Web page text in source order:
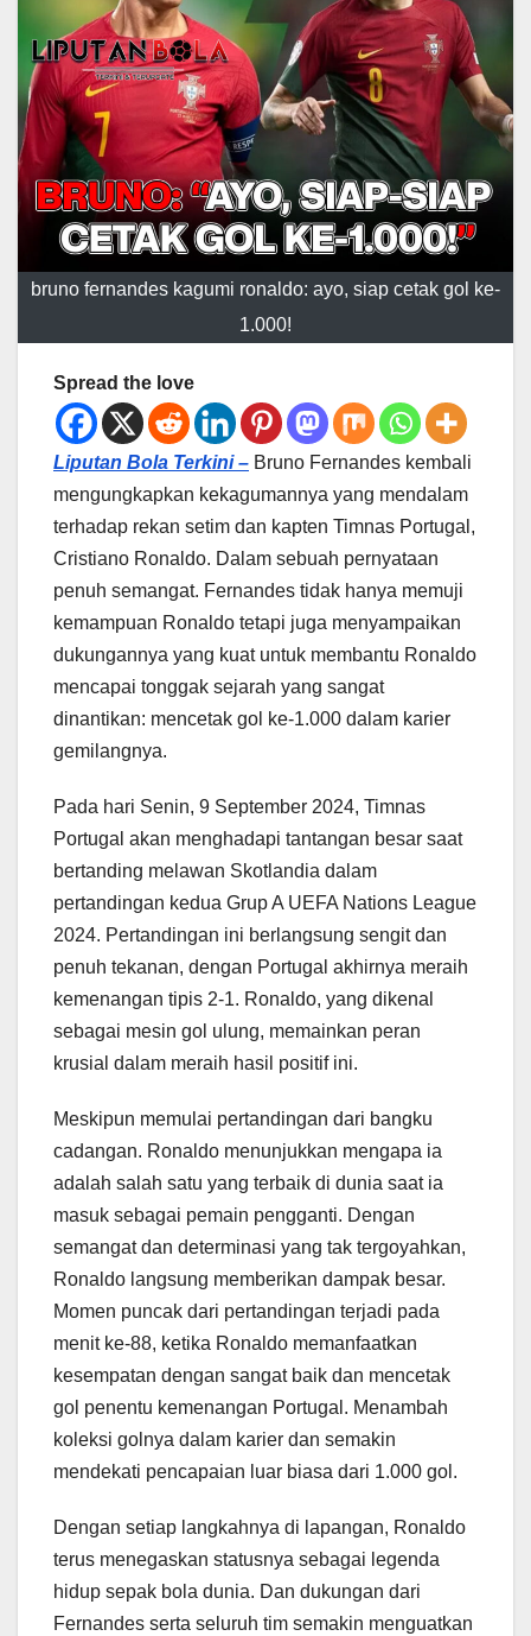
bruno fernandes kagumi ronaldo: ayo, siap cetak gol ke-
1.000!
Spread the love
Liputan Bola Terkini – Bruno Fernandes kembali
mengungkapkan kekagumannya yang mendalam
terhadap rekan setim dan kapten Timnas Portugal,
Cristiano Ronaldo. Dalam sebuah pernyataan
penuh semangat. Fernandes tidak hanya memuji
kemampuan Ronaldo tetapi juga menyampaikan
dukungannya yang kuat untuk membantu Ronaldo
mencapai tonggak sejarah yang sangat
dinantikan: mencetak gol ke-1.000 dalam karier
gemilangnya.
Pada hari Senin, 9 September 2024, Timnas
Portugal akan menghadapi tantangan besar saat
bertanding melawan Skotlandia dalam
pertandingan kedua Grup A UEFA Nations League
2024. Pertandingan ini berlangsung sengit dan
penuh tekanan, dengan Portugal akhirnya meraih
kemenangan tipis 2-1. Ronaldo, yang dikenal
sebagai mesin gol ulung, memainkan peran
krusial dalam meraih hasil positif ini.
Meskipun memulai pertandingan dari bangku
cadangan. Ronaldo menunjukkan mengapa ia
adalah salah satu yang terbaik di dunia saat ia
masuk sebagai pemain pengganti. Dengan
semangat dan determinasi yang tak tergoyahkan,
Ronaldo langsung memberikan dampak besar.
Momen puncak dari pertandingan terjadi pada
menit ke-88, ketika Ronaldo memanfaatkan
kesempatan dengan sangat baik dan mencetak
gol penentu kemenangan Portugal. Menambah
koleksi golnya dalam karier dan semakin
mendekati pencapaian luar biasa dari 1.000 gol.
Dengan setiap langkahnya di lapangan, Ronaldo
terus menegaskan statusnya sebagai legenda
hidup sepak bola dunia. Dan dukungan dari
Fernandes serta seluruh tim semakin menguatkan